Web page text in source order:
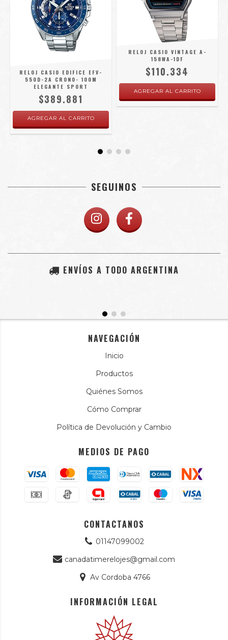
RELOJ CASIO EDIFICE EFV-
550D-2A CRONO- 100M
ELEGANTE SPORT
$389.881
RELOJ CASIO VINTAGE A-
158WA-1DF
$110.334
SEGUINOS
ENVÍOS A TODO ARGENTINA
NAVEGACIÓN
Inicio
Productos
Quiénes Somos
Cómo Comprar
Política de Devolución y Cambio
MEDIOS DE PAGO
CONTACTANOS
01147099002
canadatimerelojes@gmail.com
Av Cordoba 4766
INFORMACIÓN LEGAL